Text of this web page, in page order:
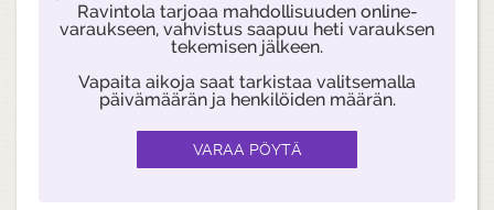
Ravintola tarjoaa mahdollisuuden online-
varaukseen, vahvistus saapuu heti varauksen
tekemisen jälkeen.
Vapaita aikoja saat tarkistaa valitsemalla
päivämäärän ja henkilöiden määrän.